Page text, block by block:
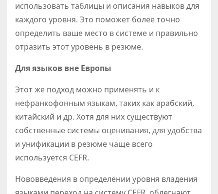
использовать таблицы и описания навыков для
каждого уровня. Это поможет более точно
определить ваше место в системе и правильно
отразить этот уровень в резюме.
Для языков вне Европы
Этот же подход можно применять и к
нефранкофонным языкам, таких как арабский,
китайский и др. Хотя для них существуют
собственные системы оценивания, для удобства
и унификации в резюме чаще всего
используется CEFR.
Нововведения в определении уровня владения